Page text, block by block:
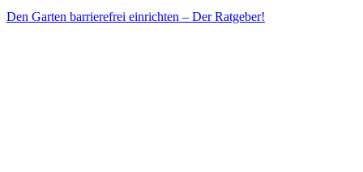
Den Garten barrierefrei einrichten – Der Ratgeber!